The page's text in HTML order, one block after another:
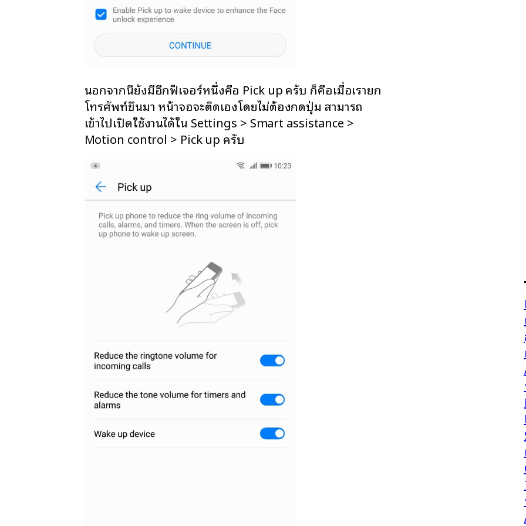
นอกจากนี้ยังมีอีกฟีเจอร์หนึ่งคือ Pick up ครับ ก็คือเมื่อเรายก
โทรศัพท์ขึ้นมา หน้าจอจะติดเองโดยไม่ต้องกดปุ่ม สามารถ
เข้าไปเปิดใช้งานได้ใน Settings > Smart assistance >
Motion control > Pick up ครับ